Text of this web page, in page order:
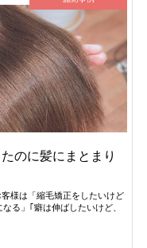
のに髪にまとまり
様は「縮毛矯正をしたいけど
る」｢癖は伸ばしたいけど、